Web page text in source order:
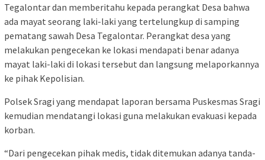
Tegalontar dan memberitahu kepada perangkat Desa bahwa
ada mayat seorang laki-laki yang tertelungkup di samping
pematang sawah Desa Tegalontar. Perangkat desa yang
melakukan pengecekan ke lokasi mendapati benar adanya
mayat laki-laki di lokasi tersebut dan langsung melaporkannya
ke pihak Kepolisian.
Polsek Sragi yang mendapat laporan bersama Puskesmas Sragi
kemudian mendatangi lokasi guna melakukan evakuasi kepada
korban.
“Dari pengecekan pihak medis, tidak ditemukan adanya tanda-